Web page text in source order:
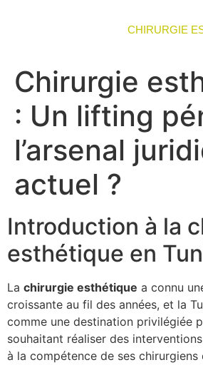
CHIRURGIE
Chirurgie
: Un lifting
l’arsenal
actuel ?
Introduction à la
esthétique en
La chirurgie esthétique a connu
croissante au fil des années, et la
comme une destination privilégiée
souhaitant réaliser des
à la compétence de ses chirurgiens